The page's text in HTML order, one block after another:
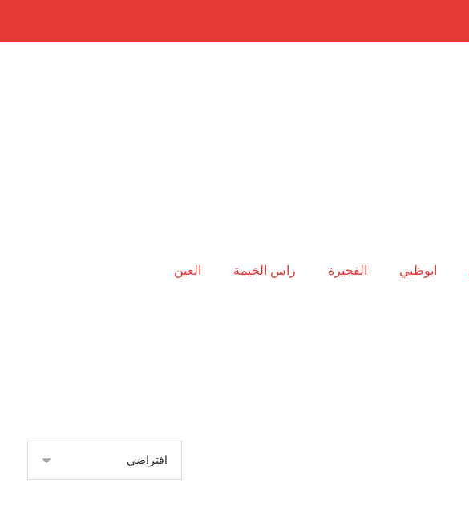
ابوظبي الفجيرة راس الخيمة العين